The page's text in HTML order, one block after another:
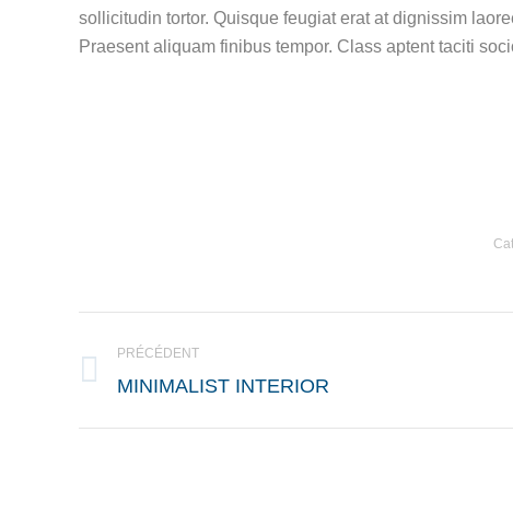
sollicitudin tortor. Quisque feugiat erat at dignissim
Praesent aliquam finibus tempor. Class aptent taciti
DE
COMMENTAIRE
PRÉCÉDENT
Onglet
MINIMALIST INTERIOR